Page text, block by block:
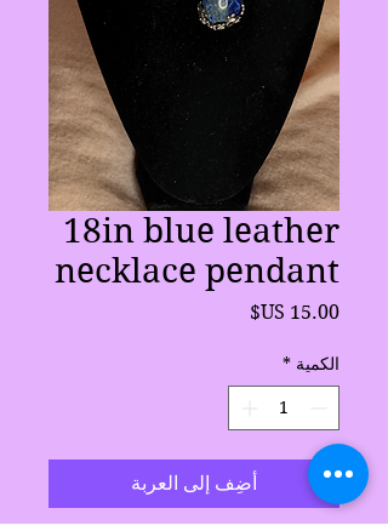
18in blue leather
necklace pendant
الكمية *
أضِف إلى العربة